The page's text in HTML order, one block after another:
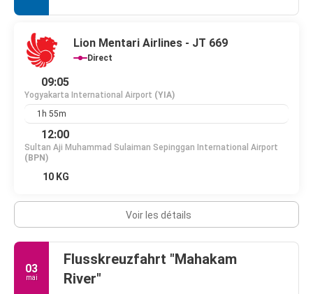
Lion Mentari Airlines - JT 669
Direct
09:05
Yogyakarta International Airport (YIA)
1h 55m
12:00
Sultan Aji Muhammad Sulaiman Sepinggan International Airport
(BPN)
10 KG
Voir les détails
03
mai
Flusskreuzfahrt "Mahakam
River"